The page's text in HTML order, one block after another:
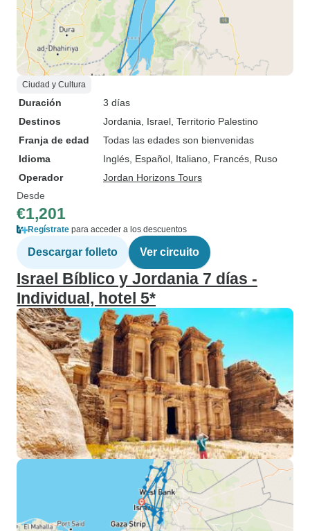
Ciudad y Cultura
Duración
3 días
Destinos
Jordania , Israel , Territorio Palestino
Franja de edad
Todas las edades son bienvenidas
Idioma
Inglés, Español, Italiano, Francés, Ruso
Operador
Jordan Horizons Tours
Desde
€1,201
Regístrate para acceder a los descuentos
Descargar folleto Ver circuito
Israel Bíblico y Jordania 7 días -
Individual, hotel 5*